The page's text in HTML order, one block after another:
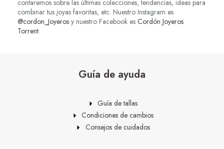
contaremos sobre las últimas colecciones, tendencias, ideas para
combinar tus joyas favoritas, etc. Nuestro Instagram es
@cordon_Joyeros y nuestro Facebook es Cordón Joyeros
Torrent.
Guía de ayuda
Guía de tallas
Condiciones de cambios
Consejos de cuidados